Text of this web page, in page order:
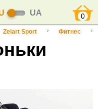
UA 0
Zelart Sport Фитнес